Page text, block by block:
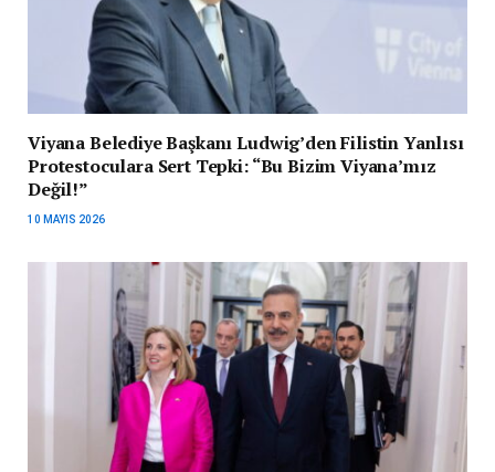
Viyana Belediye Başkanı Ludwig’den Filistin Yanlısı
Protestoculara Sert Tepki: “Bu Bizim Viyana’mız
Değil!”
10 MAYIS 2026